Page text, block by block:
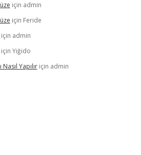
için admin
için Feride
admin
Yiğido
Yapılıriçin admin